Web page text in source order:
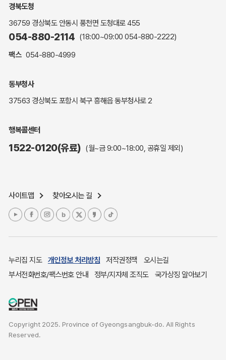
해명·설명자료
자주하는 질문
복지신문고
세입세출예산서
업무추진비 공개
주민참여예산제도
여성복지
장애인 복지시책
귀농귀촌종합지원센터
부동산중개보수 안내
경북도청
36759 경상북도 안동시 풍천면 도청대로 455
054-880-2114 (18:00~09:00 054-880-2222)
팩스 054-880-4999
동부청사
37563 경상북도 포항시 북구 흥해읍 동부청사로 2
행복콜센터
1522-0120(유료) (월~금 9:00~18:00, 공휴일 제외)
사이트맵 찾아오시는 길
누리집 지도 개인정보 처리방침 저작권정책
오시는길
부서전화번호/팩스번호 안내
정부/지자체 조직도 국가상징 알아보기
Copyright 2025. Province of Gyeongsangbuk-do. All Rights
Reserved.